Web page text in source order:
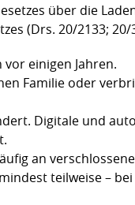
über die
(Drs. 20/2133; 20/
einigen Jahren.
Familie oder
Digitale und
an
teilweise –